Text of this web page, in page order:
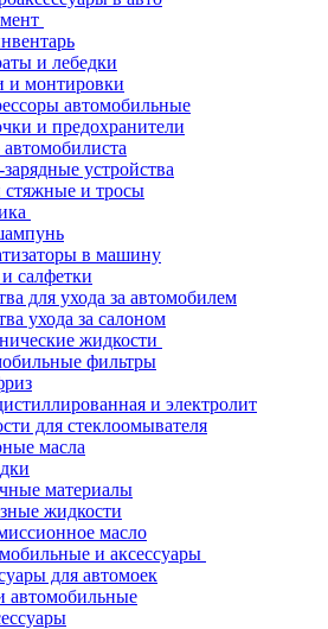
и лебедки
и монтировки
автомобильные
и предохранители
устройства
и тросы
в машину
салфетки
для ухода за автомобилем
ухода за салоном
жидкости
фильтры
и электролит
для стеклоомывателя
масла
материалы
жидкости
масло
и аксессуары
для автомоек
автомобильные